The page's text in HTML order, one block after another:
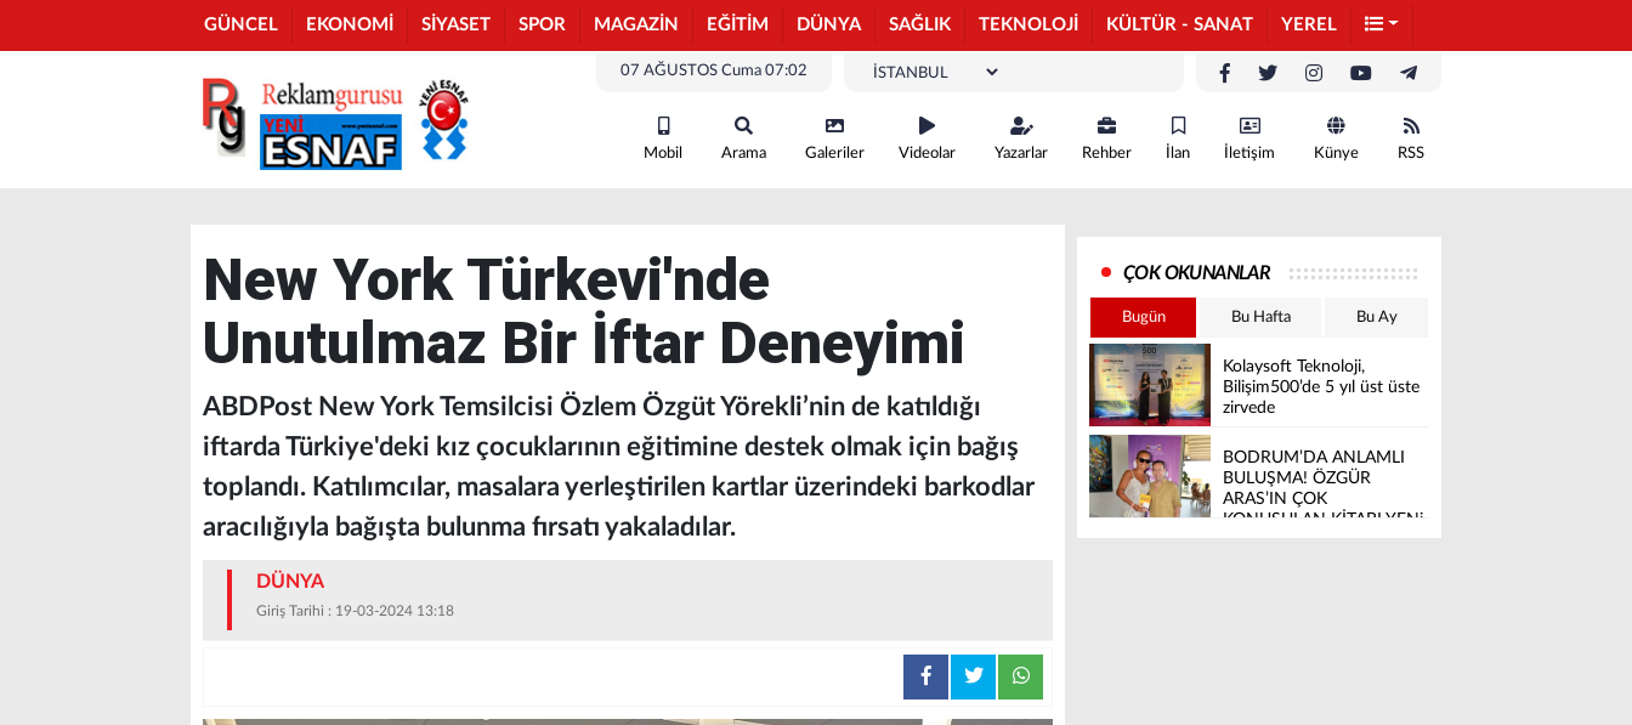
GÜNCEL EKONOMİ SİYASET SPOR MAGAZİN EĞİTİM DÜNYA SAĞLIK TEKNOLOJİ KÜLTÜR - SANAT YEREL
07 AĞUSTOS Cuma 07:02
Mobil Arama Galeriler Videolar Yazarlar Rehber İlan İletişim Künye RSS
New York Türkevi'nde
Unutulmaz Bir İftar Deneyimi
ABDPost New York Temsilcisi Özlem Özgüt Yörekli’nin de katıldığı
iftarda Türkiye'deki kız çocuklarının eğitimine destek olmak için bağış
toplandı. Katılımcılar, masalara yerleştirilen kartlar üzerindeki barkodlar
aracılığıyla bağışta bulunma fırsatı yakaladılar.
DÜNYA
Giriş Tarihi : 19-03-2024 13:18
ÇOK OKUNANLAR
Bugün Bu Hafta Bu Ay
Kolaysoft Teknoloji,
Bilişim500’de 5 yıl üst üste
zirvede
BODRUM’DA ANLAMLI
BULUŞMA! ÖZGÜR
ARAS’IN ÇOK
KONUŞULAN KİTABI YENi